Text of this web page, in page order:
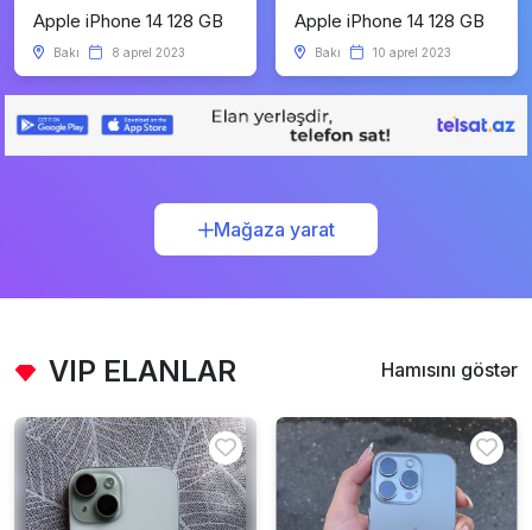
Apple iPhone 14 128 GB
Bakı 8 aprel 2023
Apple iPhone 14 128 GB
Bakı 10 aprel 2023
Mağaza yarat
VIP ELANLAR Hamısını göstər